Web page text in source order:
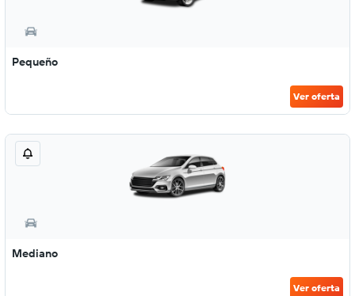
Pequeño
Ver oferta
Mediano
Ver oferta